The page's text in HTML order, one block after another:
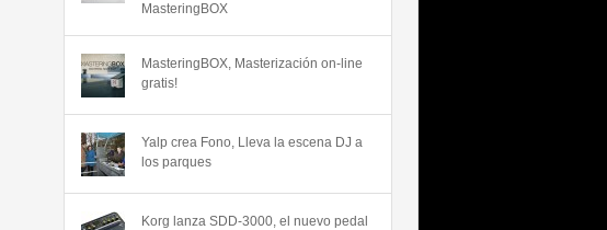
MasteringBOX
MasteringBOX, Masterización on-line
gratis!
Yalp crea Fono, Lleva la escena DJ a
los parques
Korg lanza SDD-3000, el nuevo pedal